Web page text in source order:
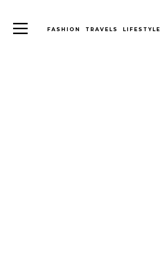
FASHION TRAVELS LIFESTYLE